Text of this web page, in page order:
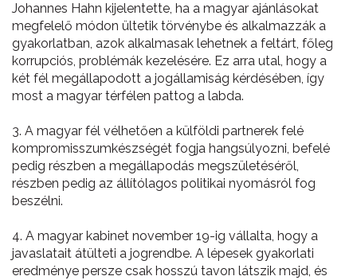
Johannes Hahn kijelentette, ha a magyar ajánlásokat
megfelelő módon ültetik törvénybe és alkalmazzák a
gyakorlatban, azok alkalmasak lehetnek a feltárt, főleg
korrupciós, problémák kezelésére. Ez arra utal, hogy a
két fél megállapodott a jogállamiság kérdésében, így
most a magyar térfélen pattog a labda.
3. A magyar fél vélhetően a külföldi partnerek felé
kompromisszumkészségét fogja hangsúlyozni, befelé
pedig részben a megállapodás megszületéséről,
részben pedig az állítólagos politikai nyomásról fog
beszélni.
4. A magyar kabinet november 19-ig vállalta, hogy a
javaslatait átülteti a jogrendbe. A lépesek gyakorlati
eredménye persze csak hosszú tavon látszik majd, és